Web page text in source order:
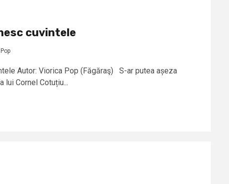
cuvintele
Autor: Viorica Pop (Făgăraş) S-ar putea așeza
lui Cornel Cotuțiu...